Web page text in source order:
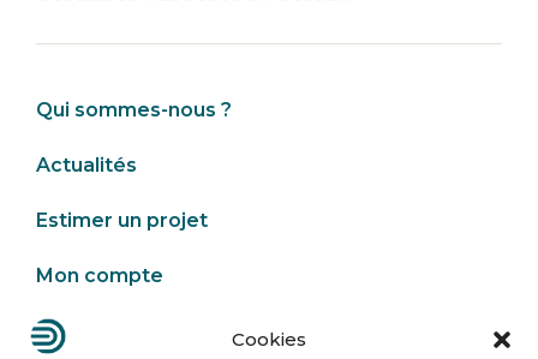
Cookies
Qui sommes-nous ?
Actualités
Estimer un projet
Mon compte